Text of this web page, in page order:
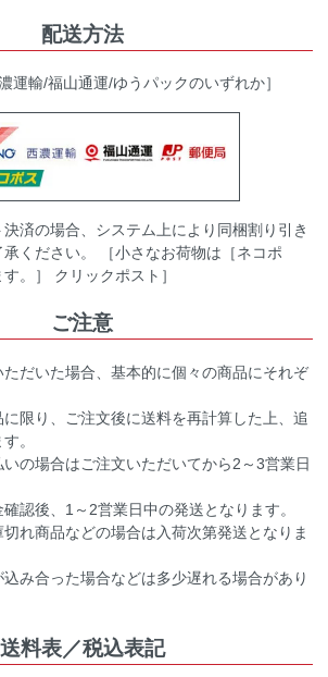
配送方法
運輸/福山通運/ゆうパックのいずれか］
済の場合、システム上により同梱割り引き
ください。 ［小さなお荷物は［ネコポ
。］ クリックポスト］
ご注意
だいた場合、基本的に個々の商品にそれぞ
限り、ご注文後に送料を再計算した上、追
。
の場合はご注文いただいてから2～3営業日
認後、1～2営業日中の発送となります。
れ商品などの場合は入荷次第発送となりま
み合った場合などは多少遅れる場合があり
送料表／税込表記